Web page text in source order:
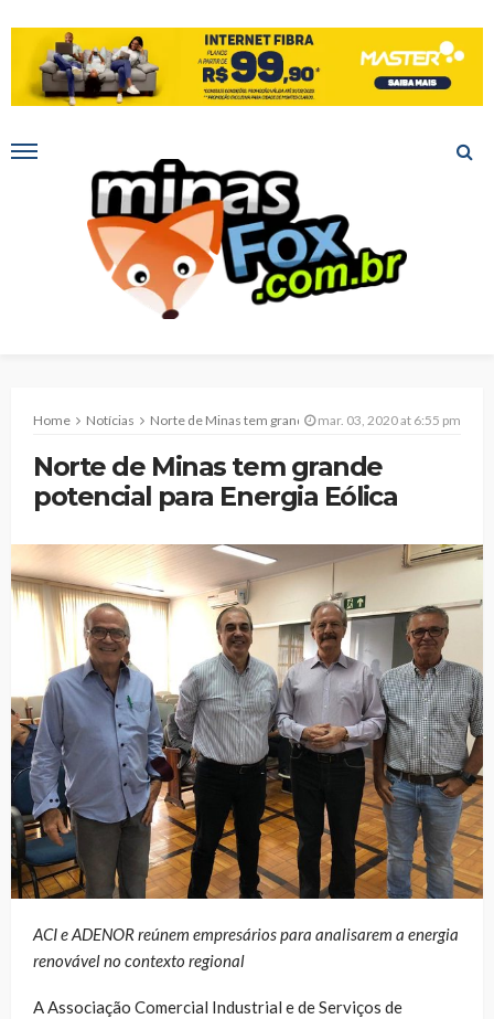
Home Notícias Norte de Minas tem grande potencial para Energia Eólica
mar. 03, 2020 at 6:55 pm
Norte de Minas tem grande
potencial para Energia Eólica
ACI e ADENOR reúnem empresários para analisarem a energia
renovável no contexto regional
A Associação Comercial Industrial e de Serviços de